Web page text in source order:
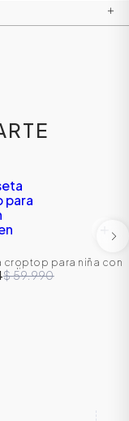
+
croptop para niña con
relieve
$ 59.990